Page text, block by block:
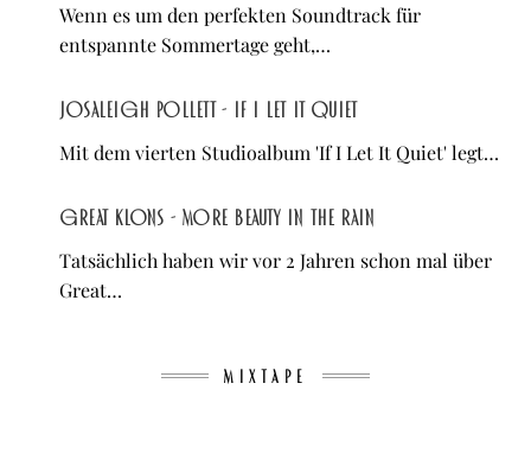
Wenn es um den perfekten Soundtrack für
entspannte Sommertage geht,…
Josaleigh Pollett - If I Let It Quiet
Mit dem vierten Studioalbum 'If I Let It Quiet' legt…
Great Klons - More Beauty in the Rain
Tatsächlich haben wir vor 2 Jahren schon mal über
Great…
MIXTAPE